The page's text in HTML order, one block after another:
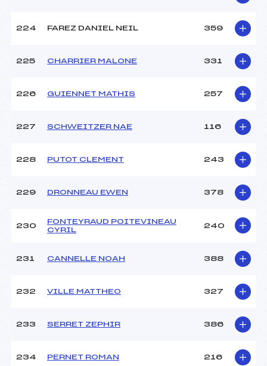
224 FAREZ DANIEL NEIL 359
225 CHARRIER MALONE 331
226 GUIENNET MATHIS 257
227 SCHWEITZER NAE 116
228 PUTOT CLEMENT 243
229 DRONNEAU EWEN 378
230
FONTEYRAUD POITEVINEAU
CYRIL
240
231 CANNELLE NOAH 388
232 VILLE MATTHEO 327
233 SERRET ZEPHIR 386
234 PERNET ROMAN 216